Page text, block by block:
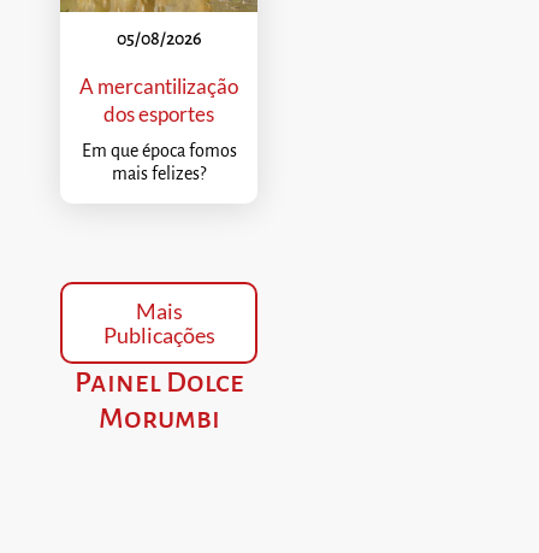
05/08/2026
A mercantilização
dos esportes
Em que época fomos
mais felizes?
Mais
Publicações
Painel Dolce
Morumbi